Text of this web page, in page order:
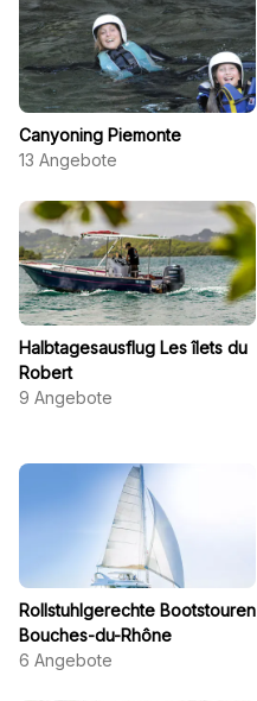
Canyoning Piemonte
13 Angebote
Halbtagesausflug Les îlets du
Robert
9 Angebote
Rollstuhlgerechte Bootstouren
Bouches-du-Rhône
6 Angebote